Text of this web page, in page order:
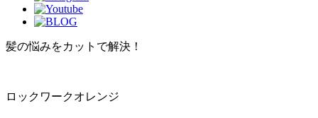
髪の悩みをカットで解決！
ロックワークオレンジ